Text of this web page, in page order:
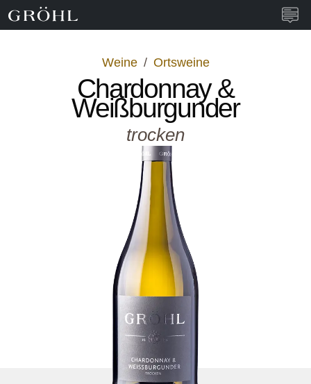
Weine / Ortsweine
Chardonnay &
Weißburgunder
trocken